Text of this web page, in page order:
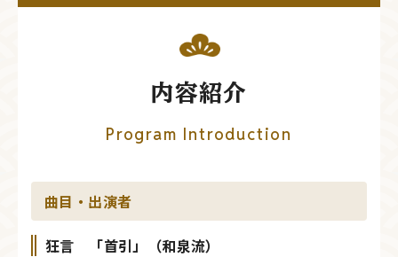
内容紹介
Program Introduction
曲目・出演者
狂言 「首引」（和泉流）